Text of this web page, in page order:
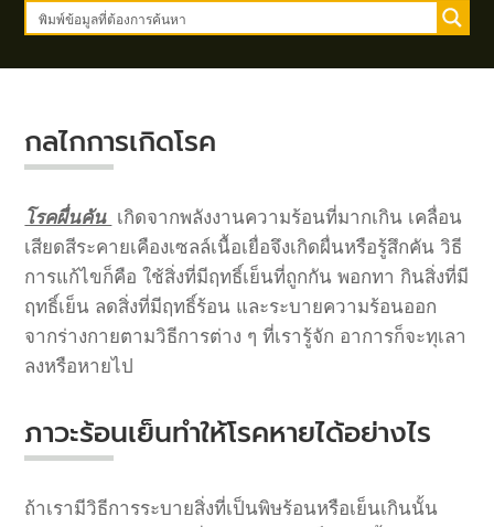
กลไกการเกิดโรค
โรคผื่นคัน เกิดจากพลังงานความร้อนที่มากเกิน เคลื่อน
เสียดสีระคายเคืองเซลล์เนื้อเยื่อจึงเกิดผื่นหรือรู้สึกคัน วิธี
การแก้ไขก็คือ ใช้สิ่งที่มีฤทธิ์เย็นที่ถูกกัน พอกทา กินสิ่งที่มี
ฤทธิ์เย็น ลดสิ่งที่มีฤทธิ์ร้อน และระบายความร้อนออก
จากร่างกายตามวิธีการต่าง ๆ ที่เรารู้จัก อาการก็จะทุเลา
ลงหรือหายไป
ภาวะร้อนเย็นทำให้โรคหายได้อย่างไร
ถ้าเรามีวิธีการระบายสิ่งที่เป็นพิษร้อนหรือเย็นเกินนั้น